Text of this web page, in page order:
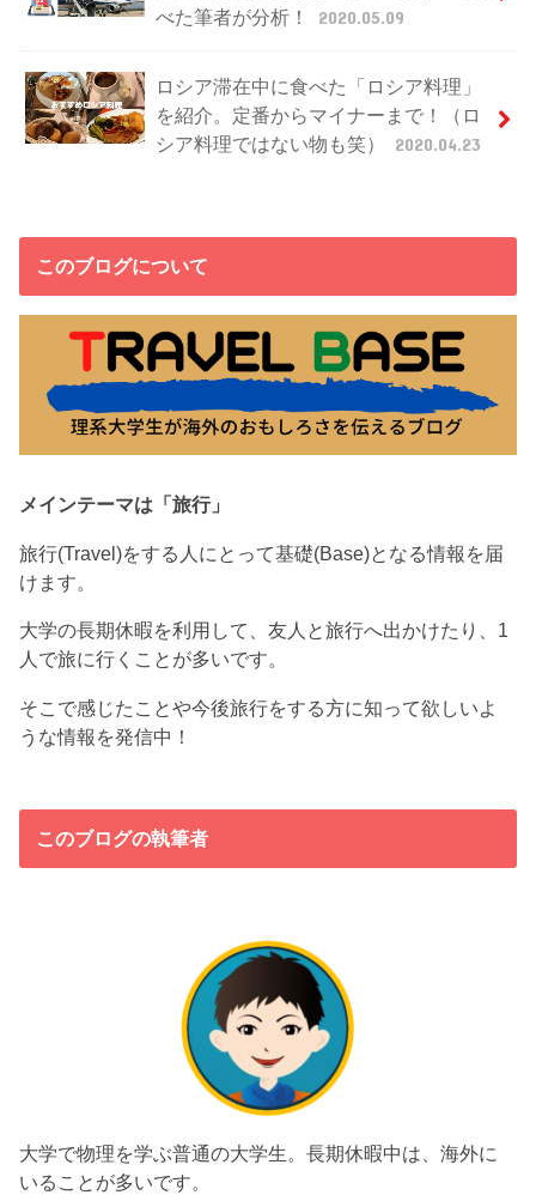
べた筆者が分析！
2020.05.09
ロシア滞在中に食べた「ロシア料理」
を紹介。定番からマイナーまで！（ロ
シア料理ではない物も笑）
2020.04.23
このブログについて
メインテーマは「旅行」
旅行(Travel)をする人にとって基礎(Base)となる情報を届
けます。
大学の長期休暇を利用して、友人と旅行へ出かけたり、1
人で旅に行くことが多いです。
そこで感じたことや今後旅行をする方に知って欲しいよ
うな情報を発信中！
このブログの執筆者
大学で物理を学ぶ普通の大学生。長期休暇中は、海外に
いることが多いです。